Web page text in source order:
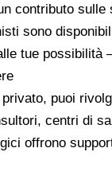
contributo sulle
sono
tue possibilità
puoi
centri di
offrono